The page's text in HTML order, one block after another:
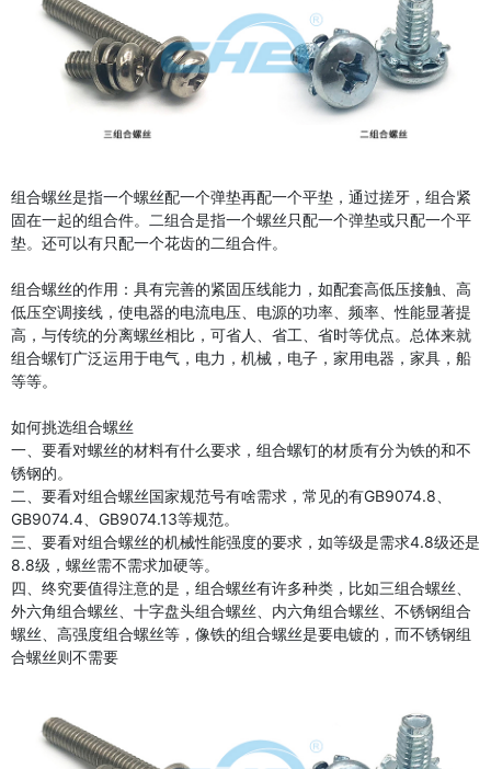
组合螺丝是指一个螺丝配一个弹垫再配一个平垫，通过搓牙，组合紧
固在一起的组合件。二组合是指一个螺丝只配一个弹垫或只配一个平
垫。还可以有只配一个花齿的二组合件。
组合螺丝的作用：具有完善的紧固压线能力，如配套高低压接触、高
低压空调接线，使电器的电流电压、电源的功率、频率、性能显著提
高，与传统的分离螺丝相比，可省人、省工、省时等优点。总体来就
组合螺钉广泛运用于电气，电力，机械，电子，家用电器，家具，船
等等。
如何挑选组合螺丝
一、要看对螺丝的材料有什么要求，组合螺钉的材质有分为铁的和不
锈钢的。
二、要看对组合螺丝国家规范号有啥需求，常见的有GB9074.8、
GB9074.4、GB9074.13等规范。
三、要看对组合螺丝的机械性能强度的要求，如等级是需求4.8级还是
8.8级，螺丝需不需求加硬等。
四、终究要值得注意的是，组合螺丝有许多种类，比如三组合螺丝、
外六角组合螺丝、十字盘头组合螺丝、内六角组合螺丝、不锈钢组合
螺丝、高强度组合螺丝等，像铁的组合螺丝是要电镀的，而不锈钢组
合螺丝则不需要